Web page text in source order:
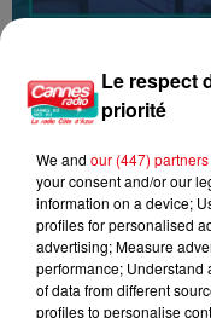
Le respect
priorité
We and our (447) partners
your consent and/or our
information on a device;
profiles for personalised
advertising; Measure
performance; Understand
of data from different
profiles to personalise